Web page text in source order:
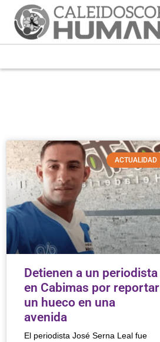
ACTUALIDAD
Detienen a un periodista
en Cabimas por reportar
un hueco en una
avenida
El periodista José Serna Leal fue